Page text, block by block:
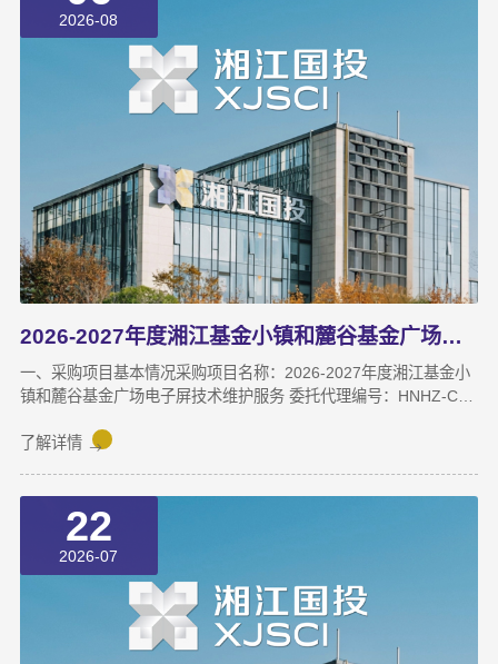
2026-08
2026-2027年度湘江基金小镇和麓谷基金广场电子屏技术维护服务成交结果公告
一、采购项目基本情况采购项目名称：2026-2027年度湘江基金小
镇和麓谷基金广场电子屏技术维护服务 委托代理编号：HNHZ-CS-
二、中标（成交）信息成交人名称：湖南山木信息技术有限公司地
216660.00 元
了解详情
22
2026-07